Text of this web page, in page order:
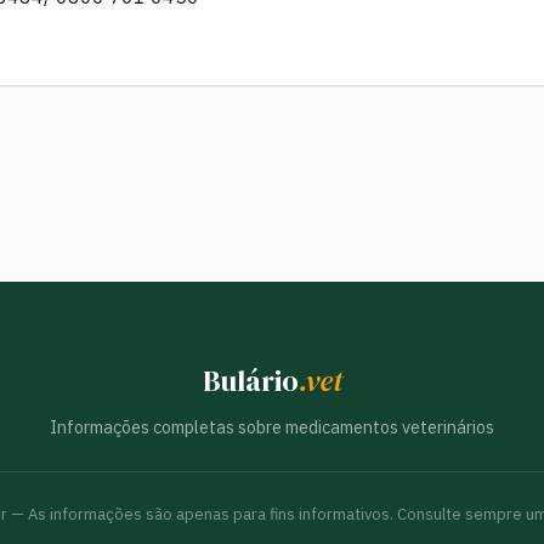
Bulário.vet
Informações completas sobre medicamentos veterinários
— As informações são apenas para fins informativos. Consulte sempre